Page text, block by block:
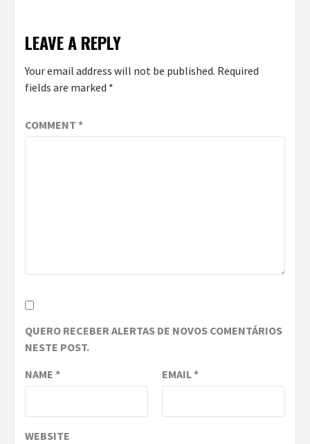
LEAVE A REPLY
Your email address will not be published. Required
fields are marked *
COMMENT *
QUERO RECEBER ALERTAS DE NOVOS COMENTÁRIOS
NESTE POST.
NAME * EMAIL*
WEBSITE